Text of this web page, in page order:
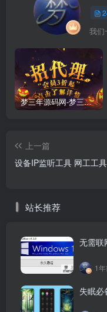
我们
梦三年源码网-梦三年ym会员代理详情
上一篇
设备IP监听工具 网工工具
站长推荐
无需联
1
失眠必